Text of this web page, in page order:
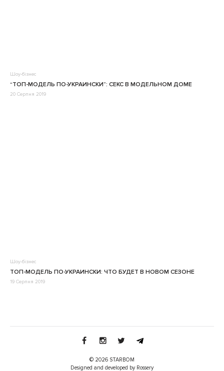
Шоу-бізнес
“ТОП-МОДЕЛЬ ПО-УКРАИНСКИ”: СЕКС В МОДЕЛЬНОМ ДОМЕ
20 Серпня 2019
Шоу-бізнес
ТОП-МОДЕЛЬ ПО-УКРАИНСКИ: ЧТО БУДЕТ В НОВОМ СЕЗОНЕ
19 Серпня 2019
© 2026 STARBOM
Designed and developed by Rossery